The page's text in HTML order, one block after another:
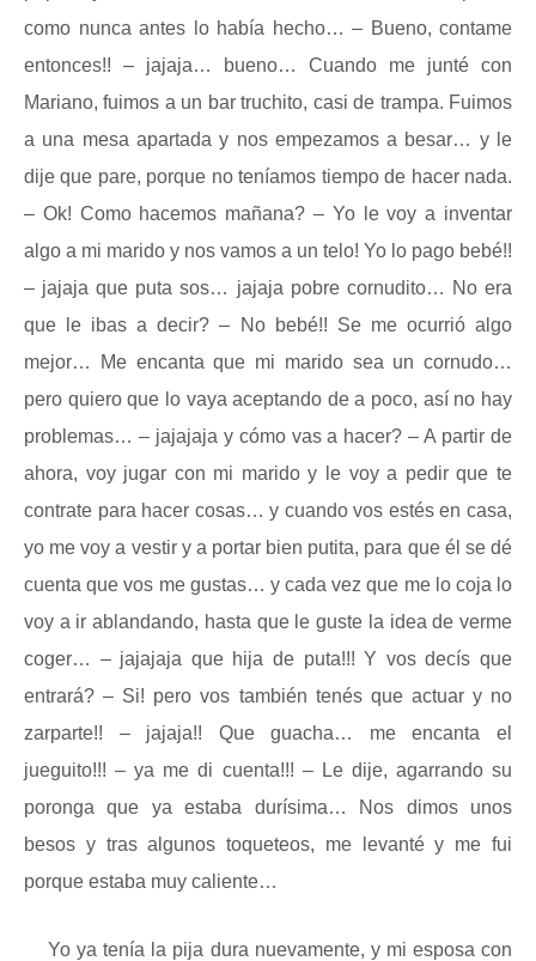
como nunca antes lo había hecho… – Bueno, contame
entonces!! – jajaja… bueno… Cuando me junté con
Mariano, fuimos a un bar truchito, casi de trampa. Fuimos
a una mesa apartada y nos empezamos a besar… y le
dije que pare, porque no teníamos tiempo de hacer nada.
– Ok! Como hacemos mañana? – Yo le voy a inventar
algo a mi marido y nos vamos a un telo! Yo lo pago bebé!!
– jajaja que puta sos… jajaja pobre cornudito… No era
que le ibas a decir? – No bebé!! Se me ocurrió algo
mejor… Me encanta que mi marido sea un cornudo…
pero quiero que lo vaya aceptando de a poco, así no hay
problemas… – jajajaja y cómo vas a hacer? – A partir de
ahora, voy jugar con mi marido y le voy a pedir que te
contrate para hacer cosas… y cuando vos estés en casa,
yo me voy a vestir y a portar bien putita, para que él se dé
cuenta que vos me gustas… y cada vez que me lo coja lo
voy a ir ablandando, hasta que le guste la idea de verme
coger… – jajajaja que hija de puta!!! Y vos decís que
entrará? – Si! pero vos también tenés que actuar y no
zarparte!! – jajaja!! Que guacha… me encanta el
jueguito!!! – ya me di cuenta!!! – Le dije, agarrando su
poronga que ya estaba durísima… Nos dimos unos
besos y tras algunos toqueteos, me levanté y me fui
porque estaba muy caliente…
Yo ya tenía la pija dura nuevamente, y mi esposa con